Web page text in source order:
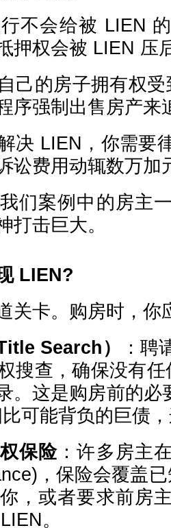
行不会给被 LIEN
押权会被 LIEN 压
己的房子拥有权
序强制出售房产来
决 LIEN，你需要
讼费用动辄数万加
我们案例中的房主
打击巨大。
LIEN?
关卡。购房时，你
Search）
：聘
搜查，确保没有
。这是购房前的必
可能背负的巨债
保险 ：许多房主
，保险会覆盖
，或者要求前房
。